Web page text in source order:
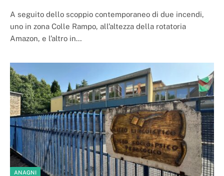
A seguito dello scoppio contemporaneo di due incendi,
uno in zona Colle Rampo, all’altezza della rotatoria
Amazon, e l’altro in…
ANAGNI